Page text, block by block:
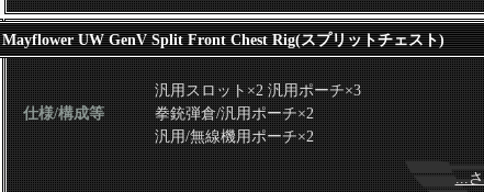
Mayflower UW GenV Split Front Chest Rig(スプリットチェスト)
仕様/構成等
汎用スロット×2 汎用ポーチ×3
拳銃弾倉/汎用ポーチ×2
汎用/無線機用ポーチ×2
...